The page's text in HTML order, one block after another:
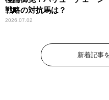
戦略の対抗馬は？
2026.07.02
新着記事